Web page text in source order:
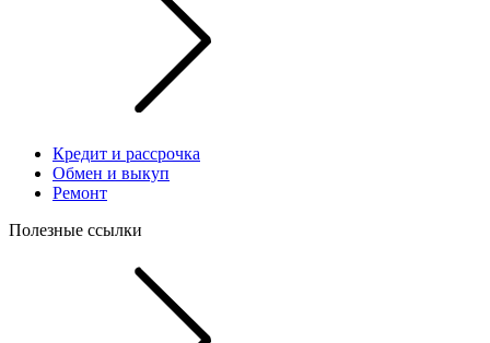
Кредит и рассрочка
Обмен и выкуп
Ремонт
Полезные ссылки